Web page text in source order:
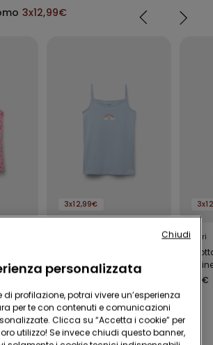
3x12,99€
3x12,99€
Scollo Tondo in Cotone
Stampato Bimba
4,99 €
4 Colori
4,99 €
anche
personalizzata
di profilazione, potrai vivere un’esperienza
per te con contenuti e comunicazioni
Clicca su “Accetta i cookie” per
utilizzo! Se invece chiudi questo banner,
Chiudi